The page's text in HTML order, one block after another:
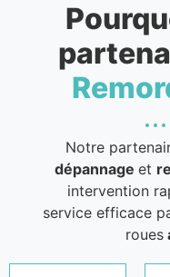
Notre
dépannageet
intervention
service efficace
roues